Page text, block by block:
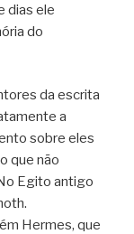
dias ele
do
da escrita
a
sobre eles
que não
Egito antigo
Hermes, que